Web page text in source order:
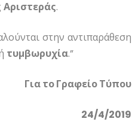
Αριστεράς.
στην αντιπαράθεση
τυμβωρυχία.”
Για το Γραφείο Τύπου
24/4/2019